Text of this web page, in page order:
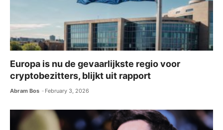
Europa is nu de gevaarlijkste regio voor
cryptobezitters, blijkt uit rapport
Abram Bos February 3, 2026